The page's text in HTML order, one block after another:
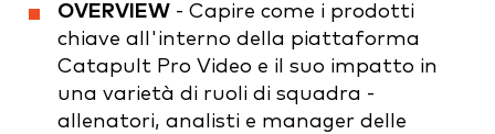
OVERVIEW - Capire come i prodotti
chiave all'interno della piattaforma
Catapult Pro Video e il suo impatto in
una varietà di ruoli di squadra -
allenatori, analisti e manager delle